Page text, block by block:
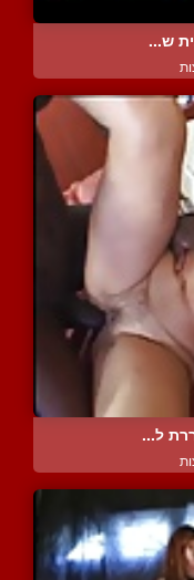
ש...
ל...